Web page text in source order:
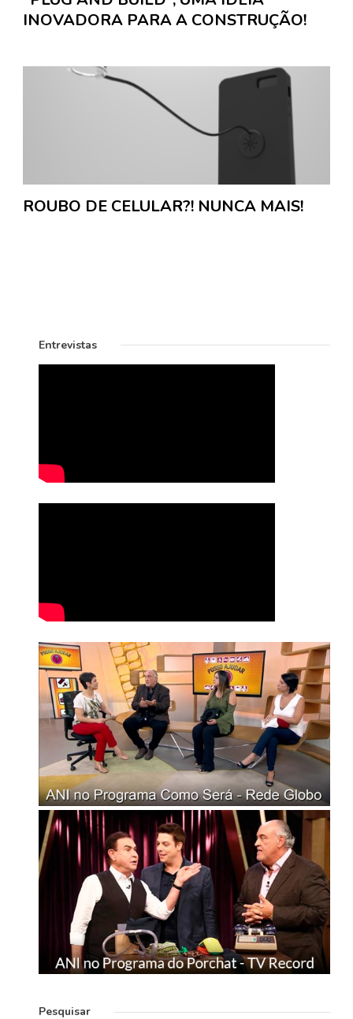
INOVADORA PARA A CONSTRUÇÃO!
ROUBO DE CELULAR?! NUNCA MAIS!
Entrevistas
Pesquisar